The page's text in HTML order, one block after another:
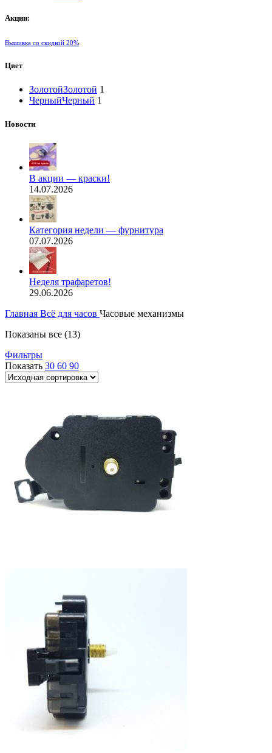
Акции:
Вышивка со скидкой 20%
Цвет
ЗолотойЗолотой 1
ЧерныйЧерный 1
Новости
В акции — краски!
14.07.2026
Категория недели — фурнитура
07.07.2026
Неделя трафаретов!
29.06.2026
Главная Всё для часов Часовые механизмы
Показаны все (13)
Фильтры
Показать 30 60 90